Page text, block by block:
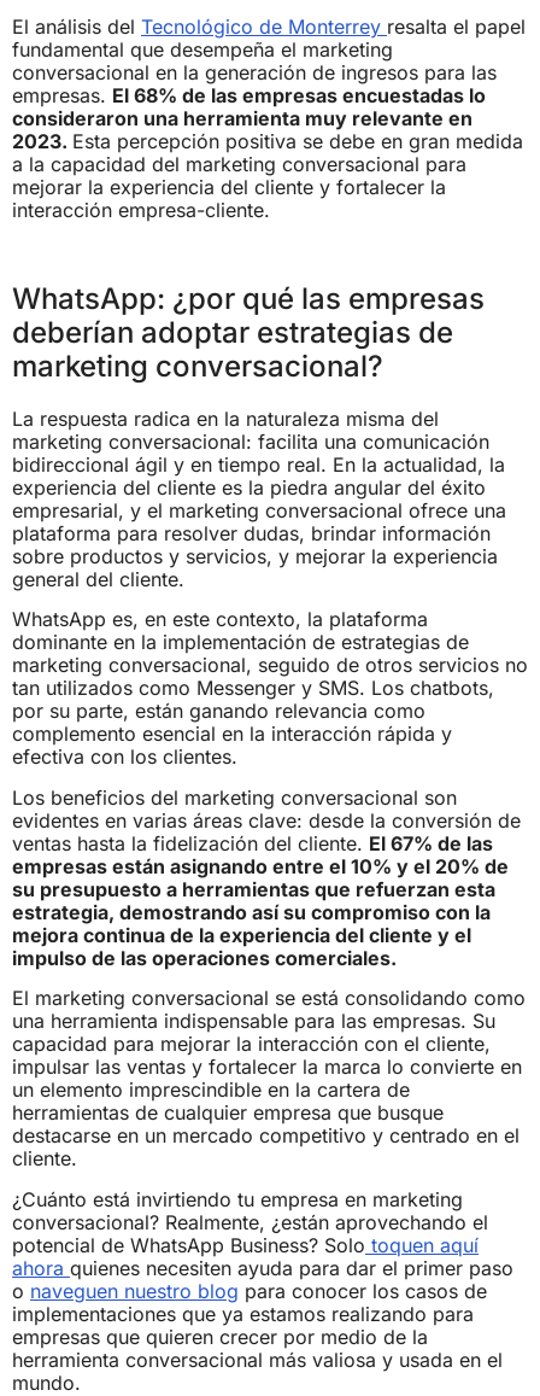
El análisis del Tecnológico de Monterrey resalta el papel
fundamental que desempeña el marketing
conversacional en la generación de ingresos para las
empresas. El 68% de las empresas encuestadas lo
consideraron una herramienta muy relevante en
2023. Esta percepción positiva se debe en gran medida
a la capacidad del marketing conversacional para
mejorar la experiencia del cliente y fortalecer la
interacción empresa-cliente.
WhatsApp: ¿por qué las empresas
deberían adoptar estrategias de
marketing conversacional?
La respuesta radica en la naturaleza misma del
marketing conversacional: facilita una comunicación
bidireccional ágil y en tiempo real. En la actualidad, la
experiencia del cliente es la piedra angular del éxito
empresarial, y el marketing conversacional ofrece una
plataforma para resolver dudas, brindar información
sobre productos y servicios, y mejorar la experiencia
general del cliente.
WhatsApp es, en este contexto, la plataforma
dominante en la implementación de estrategias de
marketing conversacional, seguido de otros servicios no
tan utilizados como Messenger y SMS. Los chatbots,
por su parte, están ganando relevancia como
complemento esencial en la interacción rápida y
efectiva con los clientes.
Los beneficios del marketing conversacional son
evidentes en varias áreas clave: desde la conversión de
ventas hasta la fidelización del cliente. El 67% de las
empresas están asignando entre el 10% y el 20% de
su presupuesto a herramientas que refuerzan esta
estrategia, demostrando así su compromiso con la
mejora continua de la experiencia del cliente y el
impulso de las operaciones comerciales.
El marketing conversacional se está consolidando como
una herramienta indispensable para las empresas. Su
capacidad para mejorar la interacción con el cliente,
impulsar las ventas y fortalecer la marca lo convierte en
un elemento imprescindible en la cartera de
herramientas de cualquier empresa que busque
destacarse en un mercado competitivo y centrado en el
cliente.
¿Cuánto está invirtiendo tu empresa en marketing
conversacional? Realmente, ¿están aprovechando el
potencial de WhatsApp Business? Solo toquen aquí
ahora quienes necesiten ayuda para dar el primer paso
o naveguen nuestro blog para conocer los casos de
implementaciones que ya estamos realizando para
empresas que quieren crecer por medio de la
herramienta conversacional más valiosa y usada en el
mundo.